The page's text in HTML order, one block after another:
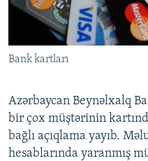
Bank kartları
Azərbaycan Beynəlxalq
bir çox müştərinin
bağlı açıqlama yayıb.
hesablarında yaranmış